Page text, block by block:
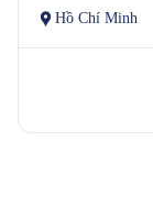
Hồ Chí Minh